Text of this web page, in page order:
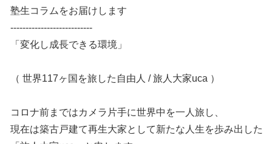
塾生コラムをお届けします
---------------------------
「変化し成長できる環境」
（ 世界117ヶ国を旅した自由人 / 旅人大家uca ）
コロナ前まではカメラ片手に世界中を一人旅し、
現在は築古戸建て再生大家として新たな人生を歩み出した